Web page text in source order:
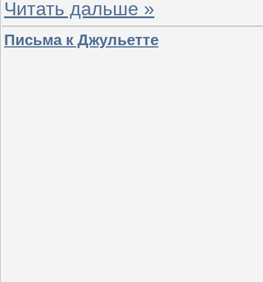
Читать дальше »
Письма к Джульетте